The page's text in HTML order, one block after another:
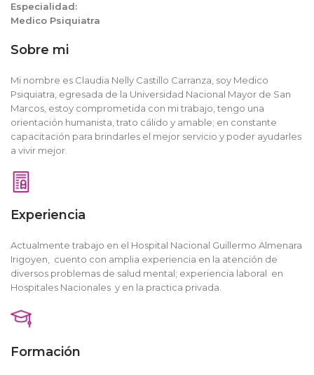
Especialidad:
Medico Psiquiatra
Sobre mi
Mi nombre es Claudia Nelly Castillo Carranza, soy Medico
Psiquiatra, egresada de la Universidad Nacional Mayor de San
Marcos, estoy comprometida con mi trabajo, tengo una
orientación humanista, trato cálido y amable; en constante
capacitación para brindarles el mejor servicio y poder ayudarles
a vivir mejor.
Experiencia
Actualmente trabajo en el Hospital Nacional Guillermo Almenara
Irigoyen, cuento con amplia experiencia en la atención de
diversos problemas de salud mental; experiencia laboral en
Hospitales Nacionales y en la practica privada.
Formación